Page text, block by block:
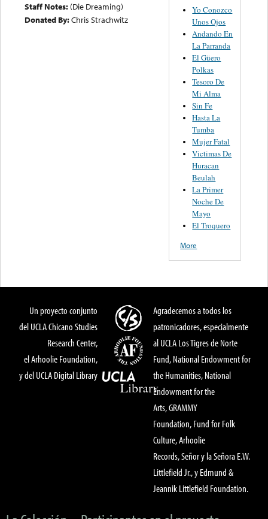
Staff Notes: (Die Dreaming)
Donated By:Chris Strachwitz
Yo Conozco
Unos Ojos
Andando En
La Parranda
El Güero
Polkas
Tesoro De
Mi Alma
Sin Fe
Hasta La
Tumba
Mujer Fatal
Victimas De
Huracan
Beulah
La Primer
Noche De
Mayo
El Troquero
More
Un proyecto conjunto
del UCLA Chicano Studies
Research Center,
el Arhoolie Foundation,
y del UCLA Digital Library
Agradecemos a todos los
patronicadores, especialmente
al UCLA Los Tigres de Norte
Fund, National Endowment for
the Humanities, National
Endowment for the
Arts, GRAMMY
Foundation, Fund for Folk
Culture, Arhoolie
Records, Señor y la Señora E.W.
Littlefield Jr., y Edmund &
Jeannik Littlefield Foundation.